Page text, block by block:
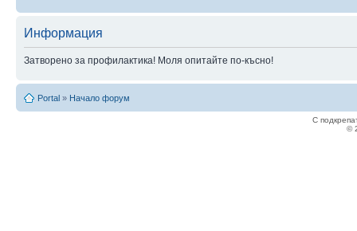
Информация
Затворено за профилактика! Моля опитайте по-късно!
Portal » Начало форум
С
©